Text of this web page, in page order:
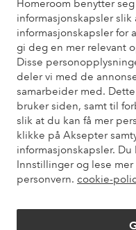
Homeroom benytter
informasjonskapsler
informasjonskapsler for
gi deg en mer relevant
Disse
deler vi med de
samarbeider med.
bruker siden, samt til
slik at du kan få mer
klikke på Aksepter
informasjonskapsler.
Innstillinger og lese
personvern. cookie-
Venner
Vil du vite mer
elpy